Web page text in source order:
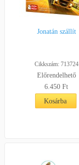
Jonatán szállít
Cikkszám: 713724
Előrendelhető
6.450 Ft
Kosárba